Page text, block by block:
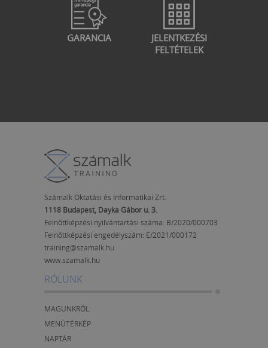
GARANCIA
JELENTKEZÉSI
FELTÉTELEK
Számalk Oktatási és Informatikai Zrt.
1118 Budapest, Dayka Gábor u. 3.
Felnőttképzési nyilvántartási száma: B/2020/000703
Felnőttképzési engedélyszám: E/2021/000172
training@szamalk.hu
www.szamalk.hu
RÓLUNK
MAGUNKRÓL
MENÜTÉRKÉP
NAPTÁR